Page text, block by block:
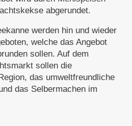
abgerundet.
werden hin und wieder
welche das Angebot
sollen. Auf dem
sollen die
das umweltfreundliche
das Selbermachen im